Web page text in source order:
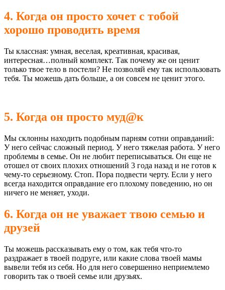
4. Когда он просто хочет с тобой
хорошо проводить время
Ты классная: умная, веселая, креативная, красивая,
интересная…полный комплект. Так почему же он ценит
только твое тело в постели? Не позволяй ему так использовать
тебя. Ты можешь дать больше, а он совсем не ценит этого.
5. Когда он просто муд@к
Мы склонны находить подобным парням сотни оправданий:
У него сейчас сложный период. У него тяжелая работа. У него
проблемы в семье. Он не любит переписываться. Он еще не
отошел от своих плохих отношений 3 года назад и не готов к
чему-то серьезному. Стоп. Пора подвести черту. Если у него
всегда находится оправдание его плохому поведению, но он
ничего не меняет, уходи.
6. Когда он не уважает твою семью и
друзей
Ты можешь рассказывать ему о том, как тебя что-то
раздражает в твоей подруге, или какие слова твоей мамы
вывели тебя из себя. Но для него совершенно неприемлемо
говорить так о твоей семье или друзьях.